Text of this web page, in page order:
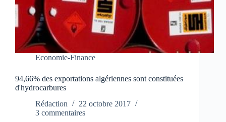
Economie-Finance
94,66% des exportations algériennes sont constituées
d'hydrocarbures
Rédaction
22 octobre 2017
3 commentaires